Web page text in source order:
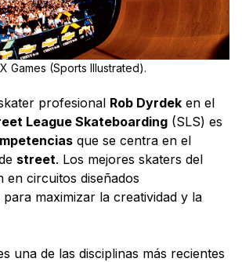
Games (Sports Illustrated).
profesional Rob Dyrdek en el
League Skateboarding (SLS) es
que se centra en el
street. Los mejores skaters del
en circuitos diseñados
maximizar la creatividad y la
una de las disciplinas más recientes